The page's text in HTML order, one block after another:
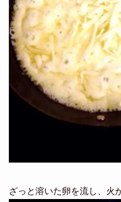
ざっと溶いた卵を流し、火